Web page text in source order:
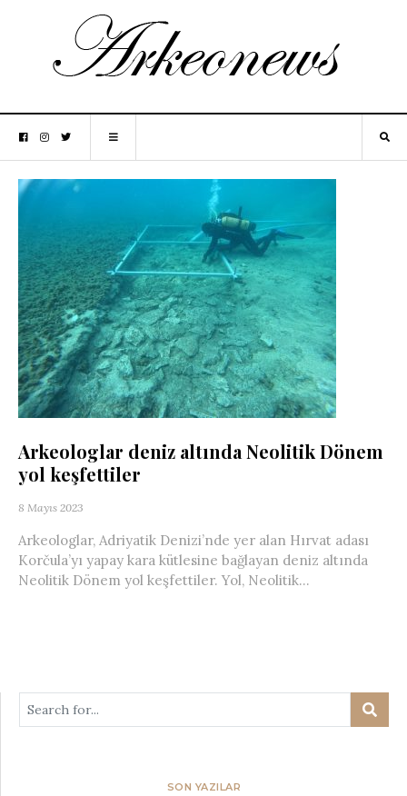
Arkeologlar deniz altında Neolitik Dönem
yol keşfettiler
8 Mayıs 2023
Arkeologlar, Adriyatik Denizi’nde yer alan Hırvat adası
Korčula’yı yapay kara kütlesine bağlayan deniz altında
Neolitik Dönem yol keşfettiler. Yol, Neolitik...
SON YAZILAR